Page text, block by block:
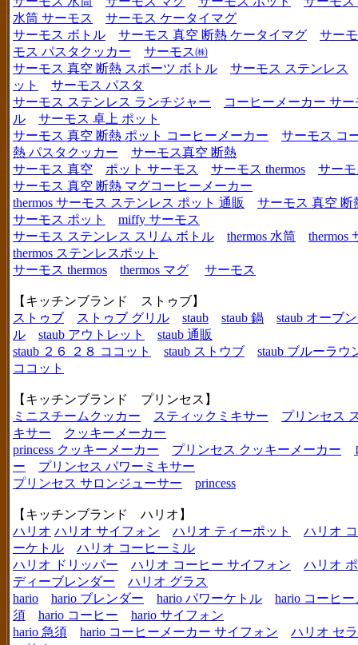
水筒 サーモス
サーモス ケータイマグ
サーモス ボトル
サーモス 真空 断熱 ケータイマグ
サー
モス パスタクッカー
サーモス㈱
サーモス 真空 断熱 スポーツ ボトル
サーモス ステンレス
ット
サーモス パスタ
サーモス ステンレス ランチジャー
コーヒーメーカー サー
ル
サーモス 卓上 ポット
サーモス 真空 断熱 ポット コーヒーメーカー
サーモス コ
熱 パスタクッカー
サーモス真空 断熱
サーモス 真空
ポット サーモス サーモス thermos
サー
サーモス 真空 断熱 マグコーヒーメーカー
thermos サーモス ステンレス ポット 通販
サーモス 真空 断
サーモス ポット
miffy サーモス
サーモス ステンレス スリム ボトル
thermos 水筒
thermos
thermos ステンレスポット
サーモス thermos
thermos マグ サーモス
【キッチンブランド ストゥブ】
ストゥブ
ストゥブ グリル staub staub 鍋
staub オーブ
ル
staub アウトレット
staub 通販
staub ２６ ２８ ココット
staub ストウブ
staub ブルーラウ
ココット
【キッチンブランド プリンセス】
ミニスチームクッカー
スティックミキサー
プリンセス
キサー
クッキーメーカー
princess クッキーメーカー
プリンセス クッキーメーカー
ー
プリンセス パワーミキサー
プリンセス サロンジューサー
princess
【キッチンブランド ハリオ】
ハリオ ハリオ サイフォン ハリオ ティーポット
ハリオ
ーケトル
ハリオ コーヒーミル
ハリオ ドリッパー
ハリオ コーヒー サイフォン
ハリオ
ディーブレンダー
ハリオ グラス
hario
hario ブレンダー hario パワーケトル
hario コーヒ
須
hario コーヒー
hario サイフォン
hario 急須
hario コーヒーメーカー サイフォン
ハリオ セ